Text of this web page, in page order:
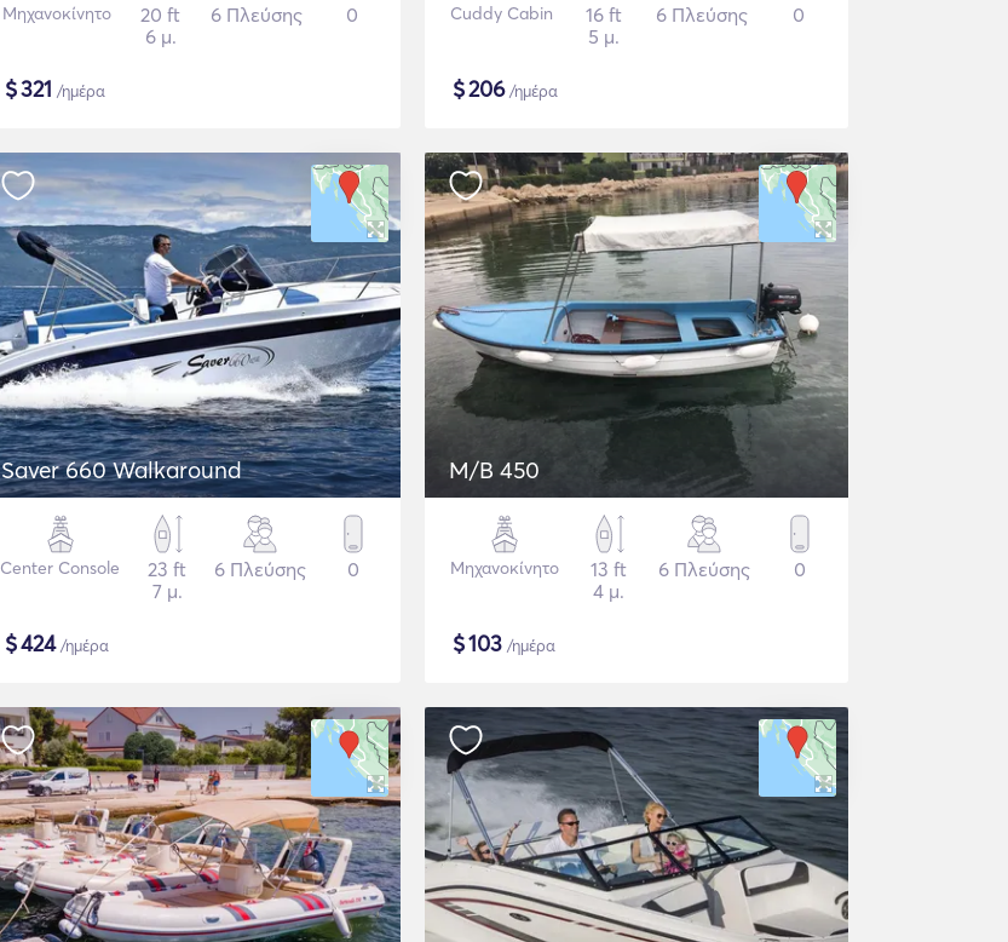
Μηχανοκίνητο
20 ft
6 μ.
6 Πλεύσης 0
$321 /ημέρα
Cuddy Cabin
16 ft
5 μ.
6 Πλεύσης 0
$206/ημέρα
Saver 660 Walkaround
Center Console
23 ft
7 μ.
6 Πλεύσης 0
$424/ημέρα
M/B 450
Μηχανοκίνητο
13 ft
4 μ.
6 Πλεύσης 0
$103 /ημέρα